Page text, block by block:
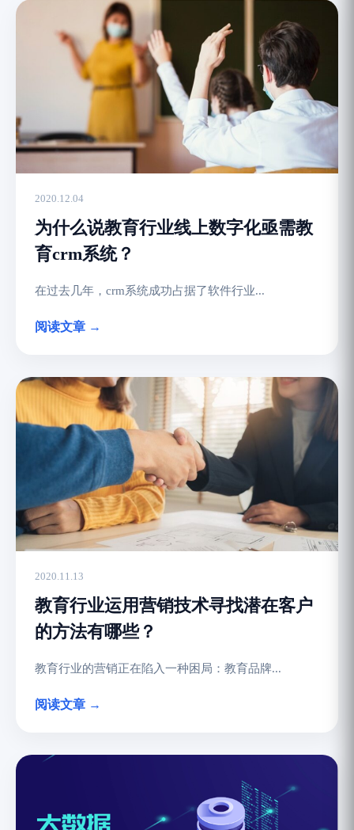
2020.12.04
为什么说教育行业线上数字化亟需教
育crm系统？
在过去几年，crm系统成功占据了软件行业...
阅读文章 →
2020.11.13
教育行业运用营销技术寻找潜在客户
的方法有哪些？
教育行业的营销正在陷入一种困局：教育品牌...
阅读文章 →